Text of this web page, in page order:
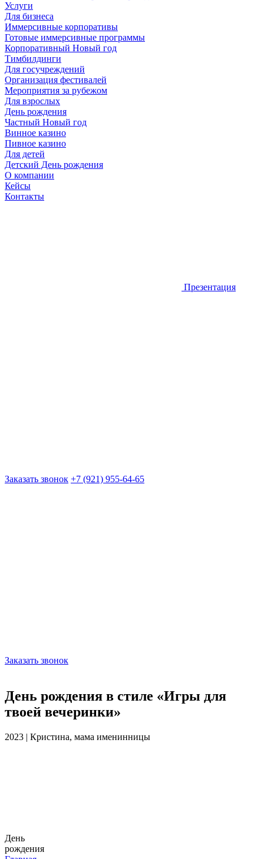
Услуги
Для бизнеса
Иммерсивные корпоративы
Готовые иммерсивные программы
Корпоративный Новый год
Тимбилдинги
Для госучреждений
Организация фестивалей
Мероприятия за рубежом
Для взрослых
День рождения
Частный Новый год
Винное казино
Пивное казино
Для детей
Детский День рождения
О компании
Кейсы
Контакты
Презентация
Заказать звонок +7 (921) 955-64-65
Заказать звонок
День рождения в стиле «Игры для
твоей вечеринки»
2023 | Кристина, мама именинницы
День
рождения